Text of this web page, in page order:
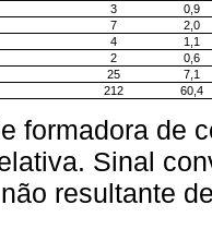
3
0,9
7
2,0
4
1,1
2
0,6
25
7,1
212 60,4
formadora de
Sinal
resultante